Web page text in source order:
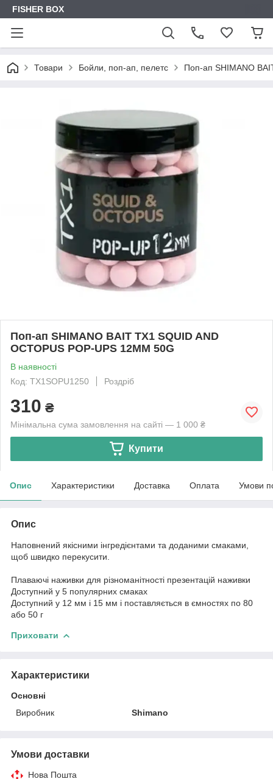
FISHER BOX
Товари Бойли, поп-ап, пелетс Поп-ап SHIMANO
Поп-ап SHIMANO BAIT TX1 SQUID AND
OCTOPUS POP-UPS 12MM 50G
В наявності
Код: TX1SOPU1250
Роздріб
310 ₴
Мінімальна сума замовлення на сайті — 1 000 ₴
Купити
Опис Характеристики Доставка Оплата Умови
Опис
Наповнений якісними інгредієнтами та доданими смаками,
щоб швидко перекусити.
Плаваючі наживки для різноманітності презентацій наживки
Доступний у 5 популярних смаках
Доступний у 12 мм і 15 мм і поставляється в ємностях по 80
або 50 г
Приховати
Характеристики
Основні
Виробник
Shimano
Умови доставки
Нова Пошта